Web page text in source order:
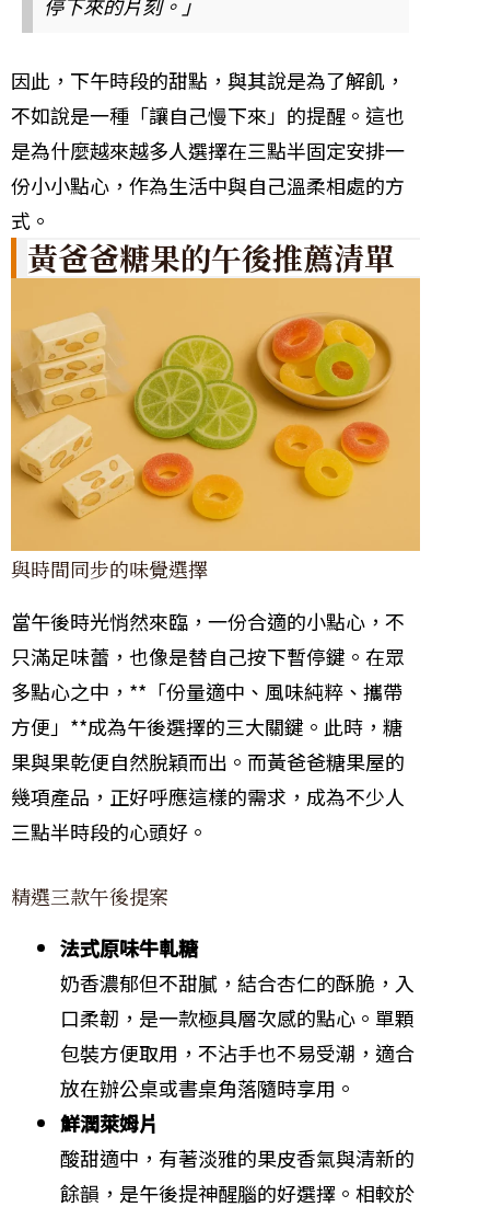
因此，下午時段的甜點，與其說是為了解飢，
不如說是一種「讓自己慢下來」的提醒。這也
是為什麼越來越多人選擇在三點半固定安排一
份小小點心，作為生活中與自己溫柔相處的方
式。
黃爸爸糖果的午後推薦清單
與時間同步的味覺選擇
當午後時光悄然來臨，一份合適的小點心，不
只滿足味蕾，也像是替自己按下暫停鍵。在眾
多點心之中，**「份量適中、風味純粹、攜帶
方便」**成為午後選擇的三大關鍵。此時，糖
果與果乾便自然脫穎而出。而黃爸爸糖果屋的
幾項產品，正好呼應這樣的需求，成為不少人
三點半時段的心頭好。
精選三款午後提案
法式原味牛軋糖
奶香濃郁但不甜膩，結合杏仁的酥脆，入
口柔韌，是一款極具層次感的點心。單顆
包裝方便取用，不沾手也不易受潮，適合
放在辦公桌或書桌角落隨時享用。
鮮潤萊姆片
酸甜適中，有著淡雅的果皮香氣與清新的
餘韻，是午後提神醒腦的好選擇。相較於